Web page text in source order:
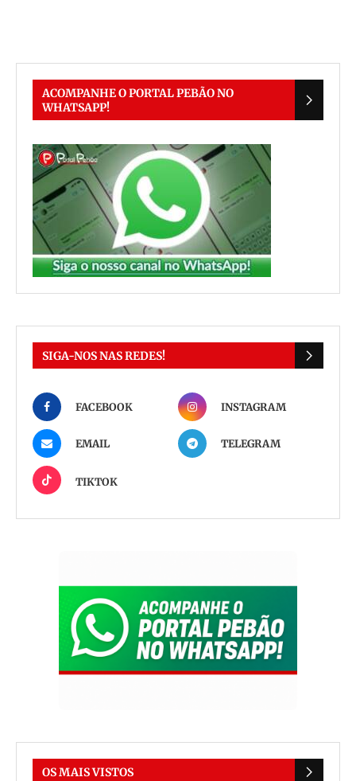
ACOMPANHE O PORTAL PEBÃO NO
WHATSAPP!
SIGA-NOS NAS REDES!
FACEBOOK INSTAGRAM
EMAIL TELEGRAM
TIKTOK
OS MAIS VISTOS